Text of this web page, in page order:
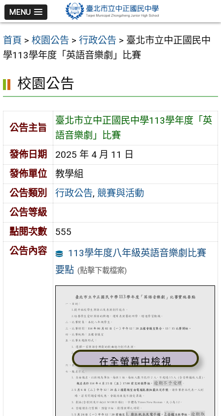
跳
至
主
要
容
區
MENU
首頁 > 校園公告 > 行政公告 > 臺北市立中正國民中
學113學年度「英語音樂劇」比賽
校園公告
公告主旨
臺北市立中正國民中學113學年度「英
語音樂劇」比賽
發佈日期
2025 年 4 月 11 日
發佈單位
教學組
公告類別
行政公告, 競賽與活動
公告等級
點閱次數
555
公告內容
113學年度八年級英語音樂劇比賽
要點 (點擊下載檔案)
在全螢幕中檢視